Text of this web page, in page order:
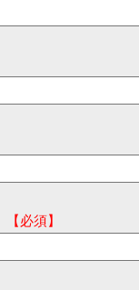
【必須】